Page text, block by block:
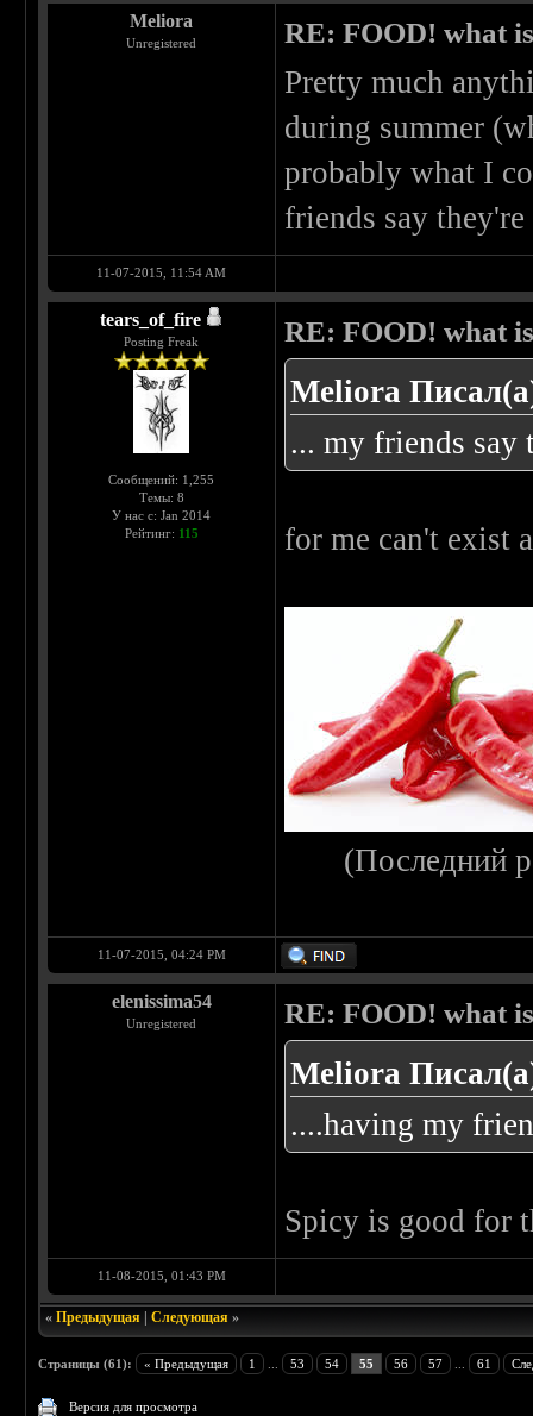
Meliora
Unregistered RE: FOOD! what
Pretty much
during summer
probably what I
friends say
11-07-2015, 11:54 AM
tears_of_fire
Posting Freak
Сообщений: 1,255
Темы: 8
У нас с: Jan 2014
Рейтинг: 115
RE: FOOD! what
Meliora
... my friends say
for me can't exist
(Последний
11-07-2015, 04:24 PM
elenissima54
Unregistered RE: FOOD! what
Meliora
....having my
Spicy is good for
11-08-2015, 01:43 PM
«Предыдущая |Следующая »
Страницы (61): « Предыдущая 1 53 54 55 56 57 61
Версия для просмотра